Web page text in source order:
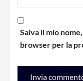
Salva il mio
browser per la